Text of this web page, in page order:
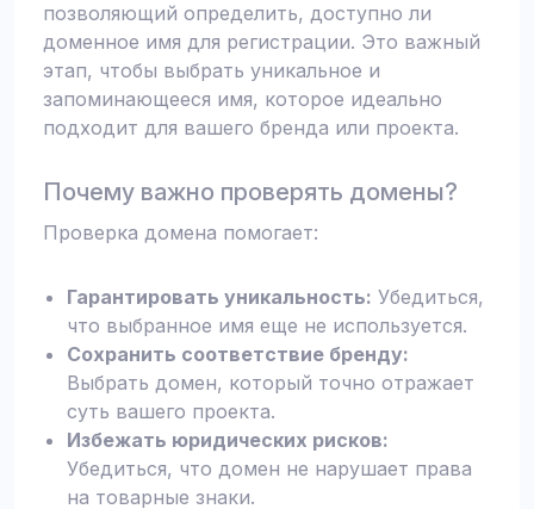
позволяющий определить, доступно ли
доменное имя для регистрации. Это важный
этап, чтобы выбрать уникальное и
запоминающееся имя, которое идеально
подходит для вашего бренда или проекта.
Почему важно проверять домены?
Проверка домена помогает:
Гарантировать уникальность: Убедиться,
что выбранное имя еще не используется.
Сохранить соответствие бренду:
Выбрать домен, который точно отражает
суть вашего проекта.
Избежать юридических рисков:
Убедиться, что домен не нарушает права
на товарные знаки.